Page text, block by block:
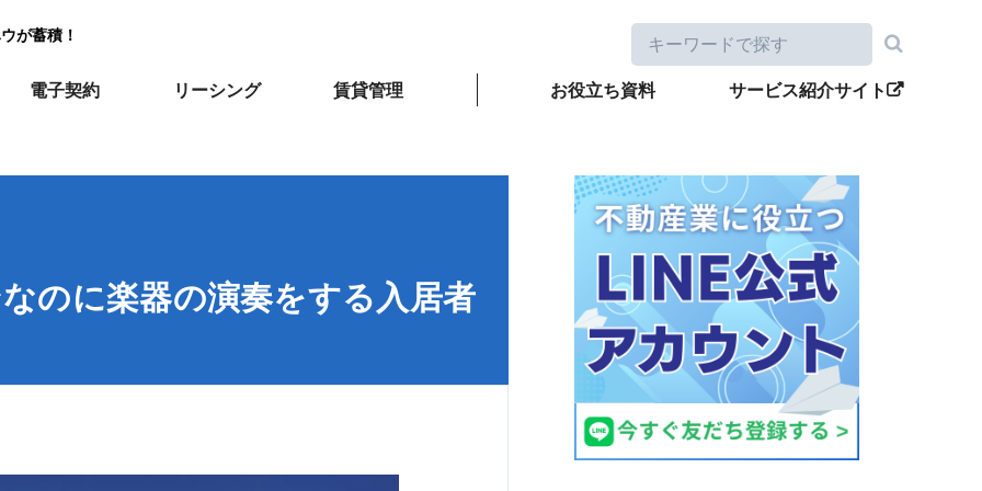
が蓄積！
電子契約 リーシング 賃貸管理 お役立ち資料 サービス紹介サイト
のに楽器の演奏をする入居者